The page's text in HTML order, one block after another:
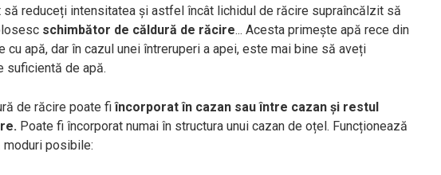
să reduceți intensitatea și astfel încât lichidul de răcire supraîncălzit să
schimbător de căldură de răcire... Acesta primește apă rece din
cu apă, dar în cazul unei întreruperi a apei, este mai bine să aveți
suficientă de apă.
de răcire poate fiîncorporat în cazan sau între cazan și restul
Poate fi încorporat numai în structura unui cazan de oțel. Funcționează
moduri posibile: